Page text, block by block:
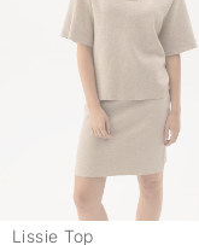
Lissie Top